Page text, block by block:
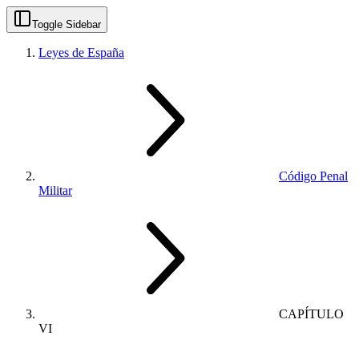
Toggle Sidebar
Leyes de España
Código Penal
Militar
CAPÍTULO
VI